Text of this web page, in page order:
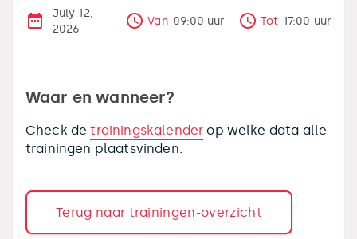
July 12,
2026
Van 09:00 uur Tot 17:00 uur
Waar en wanneer?
Check detrainingskalender op welke data alle
trainingen plaatsvinden.
Terug naar trainingen-overzicht